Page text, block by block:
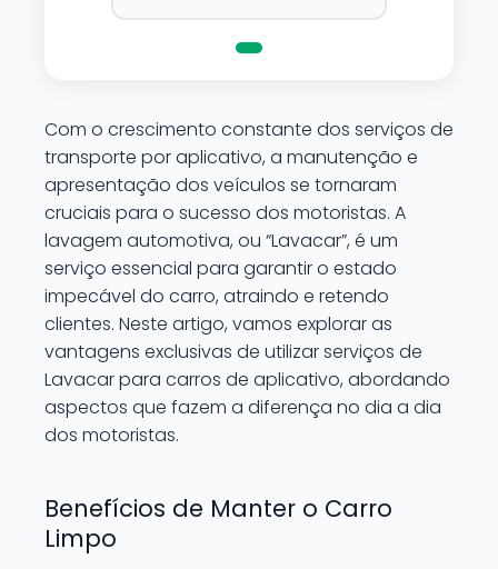
Com o crescimento constante dos serviços de
transporte por aplicativo, a manutenção e
apresentação dos veículos se tornaram
cruciais para o sucesso dos motoristas. A
lavagem automotiva, ou “Lavacar”, é um
serviço essencial para garantir o estado
impecável do carro, atraindo e retendo
clientes. Neste artigo, vamos explorar as
vantagens exclusivas de utilizar serviços de
Lavacar para carros de aplicativo, abordando
aspectos que fazem a diferença no dia a dia
dos motoristas.
Benefícios de Manter o Carro
Limpo